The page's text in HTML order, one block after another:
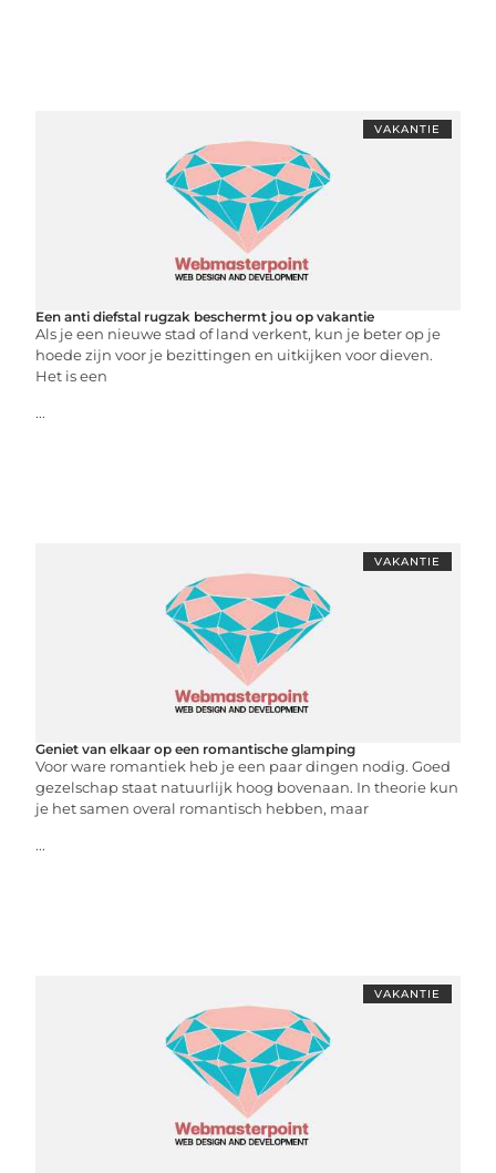
VAKANTIE
Een anti diefstal rugzak beschermt jou op vakantie
Als je een nieuwe stad of land verkent, kun je beter op je
hoede zijn voor je bezittingen en uitkijken voor dieven.
Het is een
...
VAKANTIE
Geniet van elkaar op een romantische glamping
Voor ware romantiek heb je een paar dingen nodig. Goed
gezelschap staat natuurlijk hoog bovenaan. In theorie kun
je het samen overal romantisch hebben, maar
...
VAKANTIE